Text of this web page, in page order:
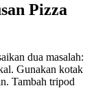
Pizza
dua masalah:
Gunakan kotak
Tambah tripod